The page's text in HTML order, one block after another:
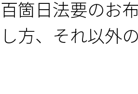
百箇日法要のお
し方、それ以外